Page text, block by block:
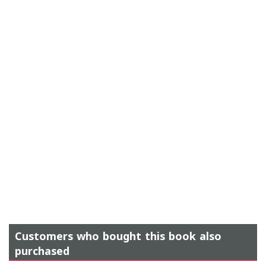
Customers who bought this book also
purchased